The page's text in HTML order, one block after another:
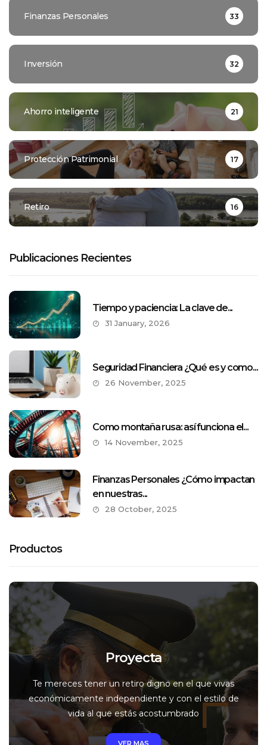
Finanzas Personales 33
Inversión 32
Ahorro inteligente 21
Protección Patrimonial 17
Retiro 16
Publicaciones Recientes
Tiempo y paciencia: La clave de...
31 January, 2026
Seguridad Financiera ¿Qué es y como...
26 November, 2025
Como montaña rusa: así funciona el...
14 November, 2025
Finanzas Personales ¿Cómo impactan
en nuestras...
28 October, 2025
Productos
Proyecta
Te mereces tener un retiro digno en el que vivas
económicamente independiente y con el estilo de
vida al que estás acostumbrado
VER MAS